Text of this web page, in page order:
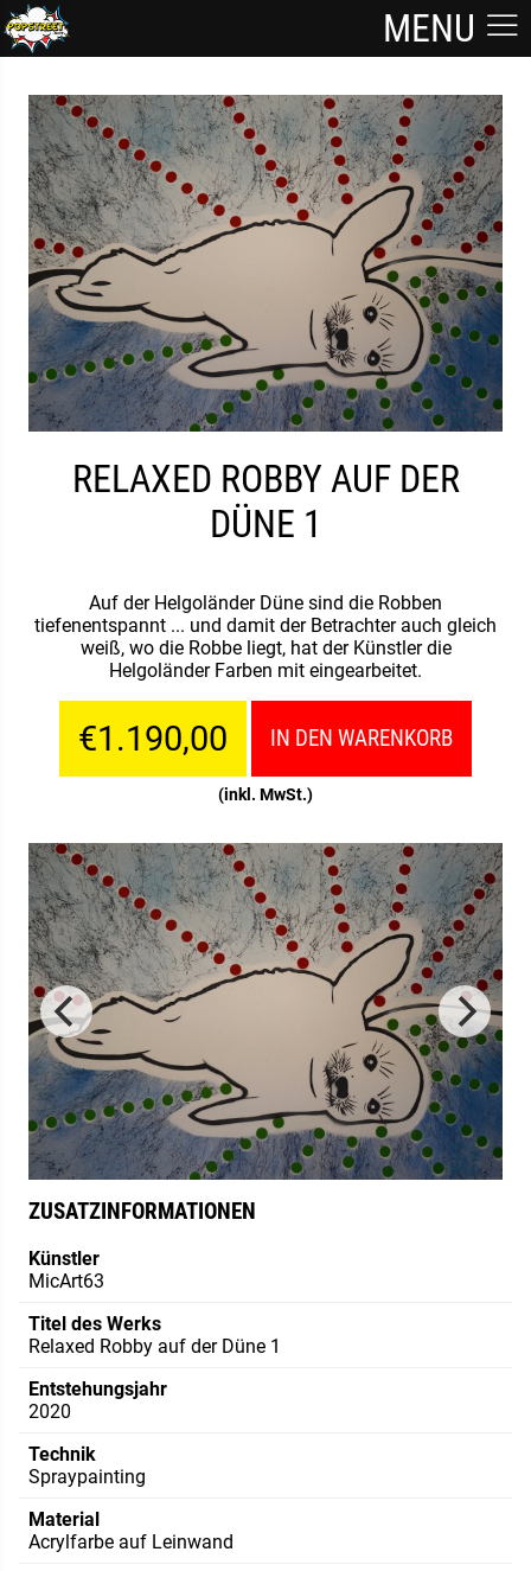
MENU
RELAXED ROBBY AUF DER
DÜNE 1
Auf der Helgoländer Düne sind die Robben
tiefenentspannt ... und damit der Betrachter auch gleich
weiß, wo die Robbe liegt, hat der Künstler die
Helgoländer Farben mit eingearbeitet.
€1.190,00 IN DEN WARENKORB
(inkl. MwSt.)
ZUSATZINFORMATIONEN
Künstler
MicArt63
Titel des Werks
Relaxed Robby auf der Düne 1
Entstehungsjahr
2020
Technik
Spraypainting
Material
Acrylfarbe auf Leinwand